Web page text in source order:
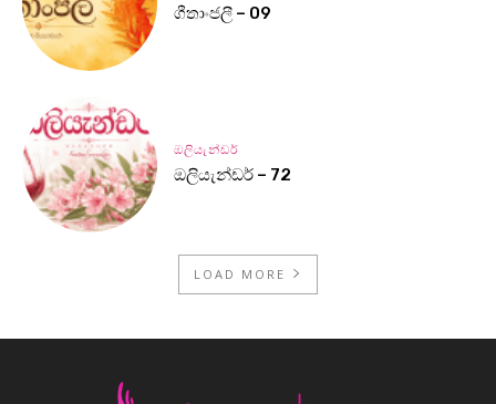
ගීතාංජලී – 09
ඔලියැන්ඩර්
ඔලියැන්ඩර් – 72
LOAD MORE